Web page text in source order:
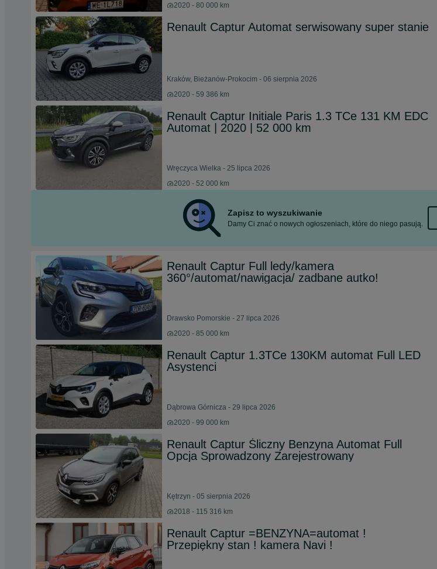
2020 - 80 000 km
Renault Captur Automat serwisowany super stanie
Kraków, Bieżanów-Prokocim - 06 sierpnia 2026
2020 - 59 386 km
Renault Captur Initiale Paris 1.3 TCe 131 KM EDC
Automat | 2020 | 52 000 km
Wręczyca Wielka - 25 lipca 2026
2020 - 52 000 km
Zapisz to wyszukiwanie
Damy Ci znać o nowych ogłoszeniach, które do niego pasują.
Renault Captur Full ledy/kamera
360°/automat/nawigacja/ zadbane autko!
Drawsko Pomorskie - 27 lipca 2026
2020 - 85 000 km
Renault Captur 1.3TCe 130KM automat Full LED
Asystenci
Dąbrowa Górnicza - 29 lipca 2026
2020 - 99 000 km
Renault Captur Śliczny Benzyna Automat Full
Opcja Sprowadzony Zarejestrowany
Kętrzyn - 05 sierpnia 2026
2018 - 115 316 km
Renault Captur =BENZYNA=automat !
Przepiękny stan ! kamera Navi !